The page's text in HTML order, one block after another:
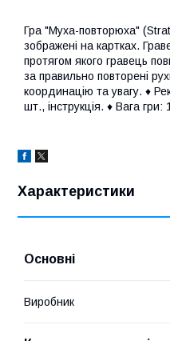
Гра "Муха-повторюха"
зображені на картках.
протягом якого гравець
за правильно повторені
координацію та увагу. ♦
шт., інструкція. ♦ Вага гри:
Характеристики
Основні
Виробник